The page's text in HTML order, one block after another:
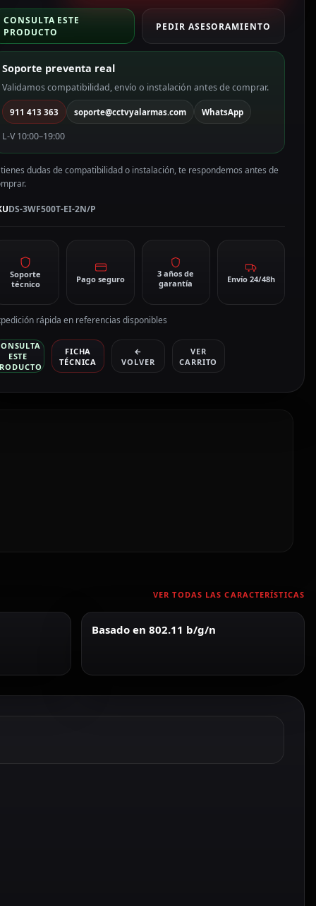
P
CONSULTA ESTE
PRODUCTO
PEDIR ASESORAMIENTO
Soporte preventa real
Validamos compatibilidad, envío o instalación antes de comprar.
911 413 363 soporte@cctvyalarmas.com WhatsApp
L-V 10:00–19:00
dudas de compatibilidad o instalación, te respondemos antes de
DS-3WF500T-EI-2N/P
Soporte
técnico
Pago seguro
3 años de
garantía
Envío 24/48h
rápida en referencias disponibles
ESTE
FICHA
TÉCNICA
←
VOLVER
VER
CARRITO
VER TODAS LAS CARACTERÍSTICAS
Basado en 802.11 b/g/n